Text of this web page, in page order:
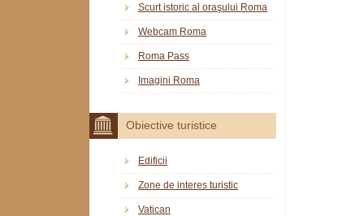
Scurt istoric al oraşului Roma
Webcam Roma
Roma Pass
Imagini Roma
Obiective turistice
Edificii
Zone de interes turistic
Vatican